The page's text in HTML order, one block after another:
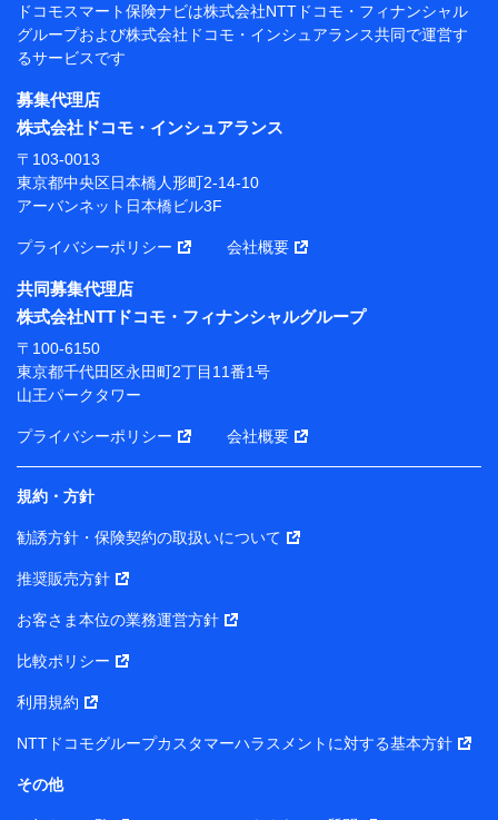
東京都千代田区永田町2丁目11番1号 山王パークタワー
株式会社NTTドコモ 代表取締役社長 前田 義晃
東京都中央区日本橋人形町2-14-10 アーバンネット日
本橋ビル 3F
長 吉村 忠義
※ 当社および株式会社NTTドコモは、お客さまの情報
ソナルデータ憲章」に定める行動原則を順守します 。
※ パーソナルデータダッシュボードの「第三者提供の
管理」の設定状態にかかわらず、共同利用する場合があ
ります。
※ dポイントクラブ会員ではないお客さま（2019年12
月11日以降、一度もdポイントクラブ会員であったこと
がないお客さまに限る）に関する、2019年12月10日以
前に取得した個人データは、こちら の利用目的の範囲内
当社は株式会社NTTドコモ・フィナンシャルグループ
との間で、以下のとおり個人データを共同利用しま
す。
【共同して利用される利用データの項目】
当社または株式会社NTTドコモ・フィナンシャルグルー
の個人データ
基本情報
性、連絡先、dポイントサービスのご利用に関する情報。例
所、dポイント残高、dポイント利用履歴などが含まれます。
ドコモスマート保険ナビは株式会社NTTドコモ・フィナンシャル
グループおよび株式会社ドコモ・インシュアランス共同で運営す
るサービスです
募集代理店
株式会社ドコモ・インシュアランス
〒103-0013
東京都中央区日本橋人形町2-14-10
アーバンネット日本橋ビル3F
プライバシーポリシー 会社概要
共同募集代理店
株式会社NTTドコモ・フィナンシャルグループ
〒100-6150
東京都千代田区永田町2丁目11番1号
山王パークタワー
プライバシーポリシー 会社概要
規約・方針
勧誘方針・保険契約の取扱いについて
推奨販売方針
お客さま本位の業務運営方針
比較ポリシー
利用規約
NTTドコモグループカスタマーハラスメントに対する基本方針
その他